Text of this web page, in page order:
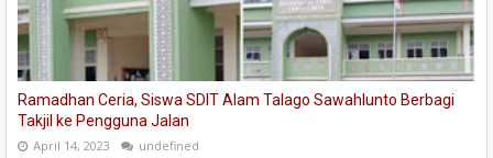
Ramadhan Ceria, Siswa SDIT Alam Talago Sawahlunto Berbagi
Takjil ke Pengguna Jalan
April 14, 2023 undefined